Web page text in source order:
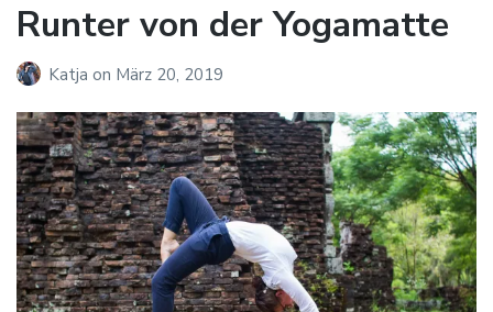
Runter von der Yogamatte
Katja on März 20, 2019